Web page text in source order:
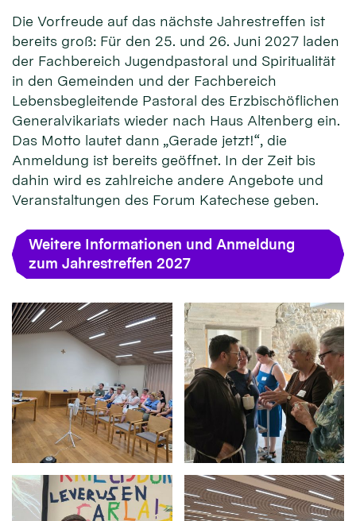
Die Vorfreude auf das nächste Jahrestreffen ist
bereits groß: Für den 25. und 26. Juni 2027 laden
der Fachbereich Jugendpastoral und Spiritualität
in den Gemeinden und der Fachbereich
Lebensbegleitende Pastoral des Erzbischöflichen
Generalvikariats wieder nach Haus Altenberg ein.
Das Motto lautet dann „Gerade jetzt!“, die
Anmeldung ist bereits geöffnet. In der Zeit bis
dahin wird es zahlreiche andere Angebote und
Veranstaltungen des Forum Katechese geben.
Weitere Informationen und Anmeldung
zum Jahrestreffen 2027